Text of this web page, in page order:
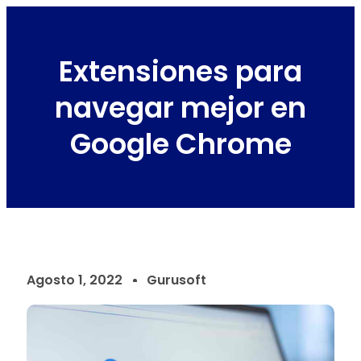
Extensiones para
navegar mejor en
Google Chrome
Agosto 1, 2022 Gurusoft